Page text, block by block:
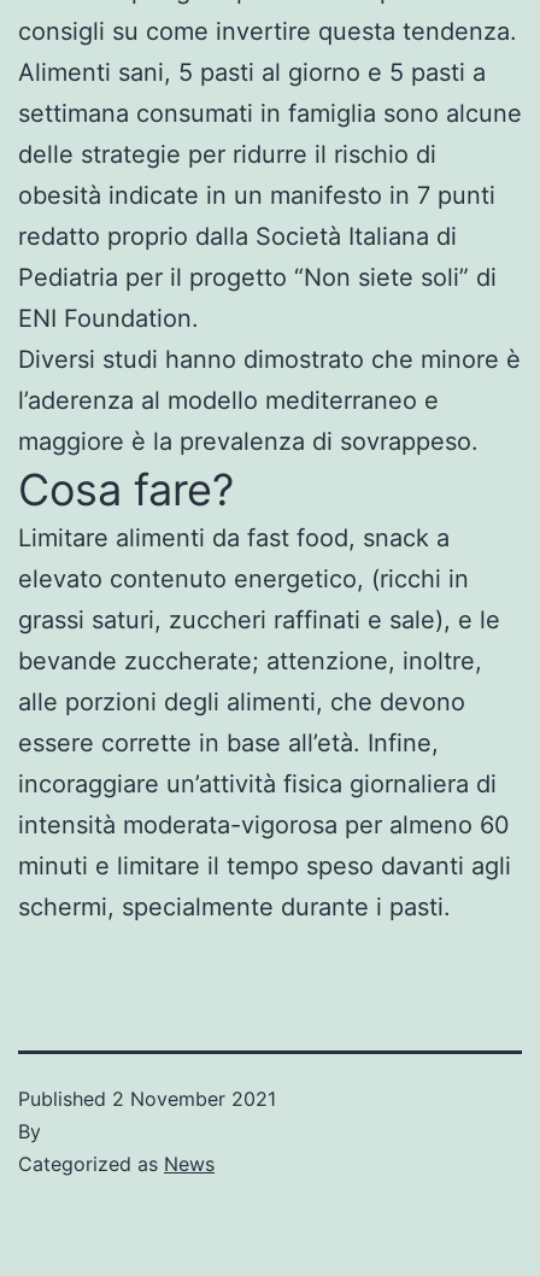
consigli su come invertire questa tendenza.
Alimenti sani, 5 pasti al giorno e 5 pasti a
settimana consumati in famiglia sono alcune
delle strategie per ridurre il rischio di
obesità indicate in un manifesto in 7 punti
redatto proprio dalla Società Italiana di
Pediatria per il progetto “Non siete soli” di
ENI Foundation.
Diversi studi hanno dimostrato che minore è
l’aderenza al modello mediterraneo e
maggiore è la prevalenza di sovrappeso.
Cosa fare?
Limitare alimenti da fast food, snack a
elevato contenuto energetico, (ricchi in
grassi saturi, zuccheri raffinati e sale), e le
bevande zuccherate; attenzione, inoltre,
alle porzioni degli alimenti, che devono
essere corrette in base all’età. Infine,
incoraggiare un’attività fisica giornaliera di
intensità moderata-vigorosa per almeno 60
minuti e limitare il tempo speso davanti agli
schermi, specialmente durante i pasti.
Published 2 November 2021
By
Categorized as News